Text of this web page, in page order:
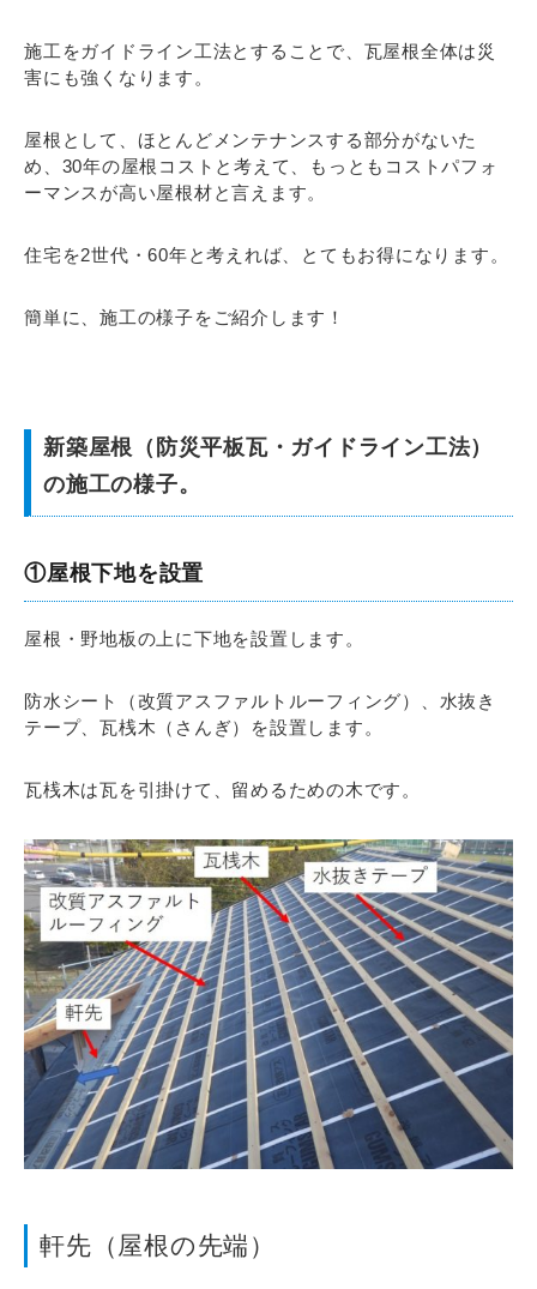
施工をガイドライン工法とすることで、瓦屋根全体は災
害にも強くなります。
屋根として、ほとんどメンテナンスする部分がないた
め、30年の屋根コストと考えて、もっともコストパフォ
ーマンスが高い屋根材と言えます。
住宅を2世代・60年と考えれば、とてもお得になります。
簡単に、施工の様子をご紹介します！
新築屋根（防災平板瓦・ガイドライン工法）
の施工の様子。
①屋根下地を設置
屋根・野地板の上に下地を設置します。
防水シート（改質アスファルトルーフィング）、水抜き
テープ、瓦桟木（さんぎ）を設置します。
瓦桟木は瓦を引掛けて、留めるための木です。
軒先（屋根の先端）